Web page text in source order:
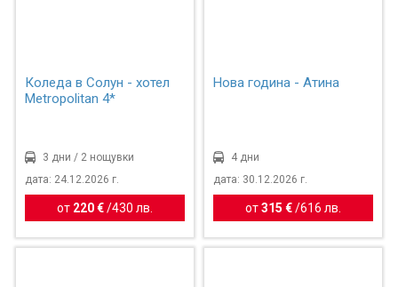
Коледа в Солун - хотел
Metropolitan 4*
3 дни / 2 нощувки
дата: 24.12.2026 г.
от 220 € /430 лв.
Нова година - Атина
4 дни
дата: 30.12.2026 г.
от315 €/616 лв.